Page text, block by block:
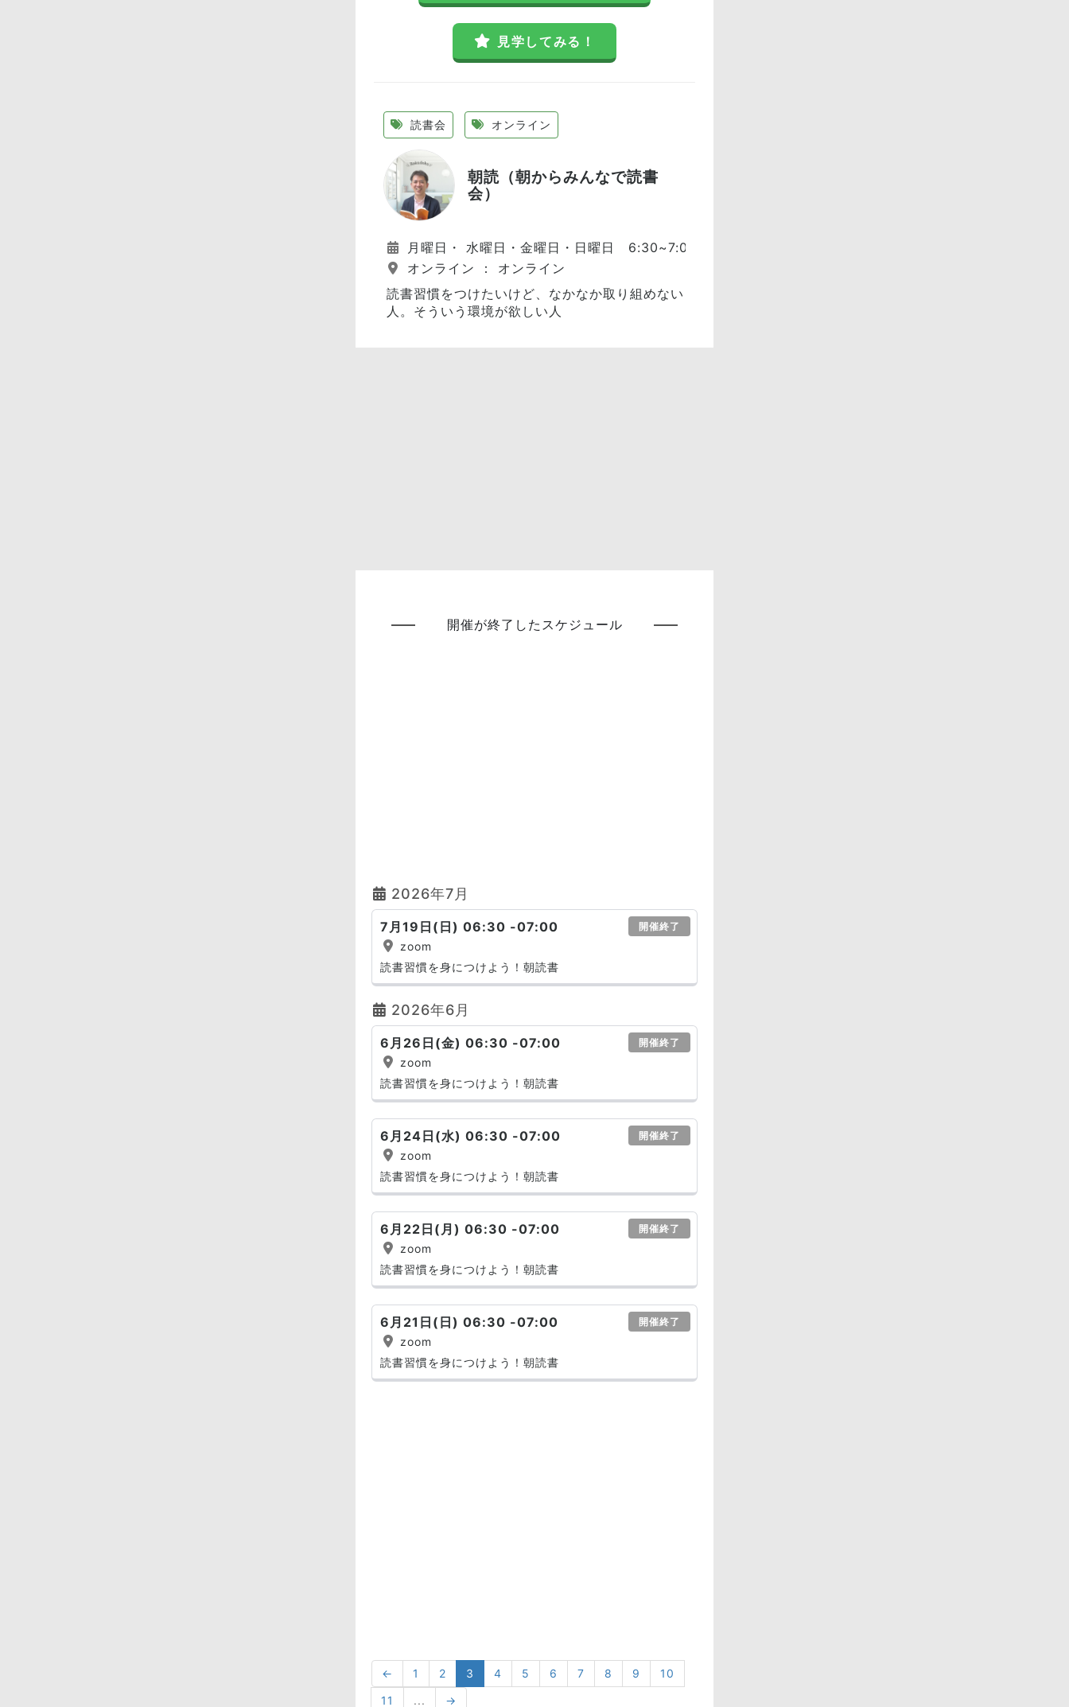
見学してみる！
読書会 オンライン
朝読（朝からみんなで読書
会）
月曜日・ 水曜日・金曜日・日曜日 6:30~7:00
オンライン ： オンライン
読書習慣をつけたいけど、なかなか取り組めない
人。そういう環境が欲しい人
開催が終了したスケジュール
2026年7月
7月19日(日) 06:30 -07:00 開催終了
zoom
読書習慣を身につけよう！朝読書
2026年6月
6月26日(金) 06:30 -07:00 開催終了
zoom
読書習慣を身につけよう！朝読書
6月24日(水) 06:30 -07:00 開催終了
zoom
読書習慣を身につけよう！朝読書
6月22日(月) 06:30 -07:00 開催終了
zoom
読書習慣を身につけよう！朝読書
6月21日(日) 06:30 -07:00 開催終了
zoom
読書習慣を身につけよう！朝読書
← 1 2 3 4 5 6 7 8 9
10
11
... →